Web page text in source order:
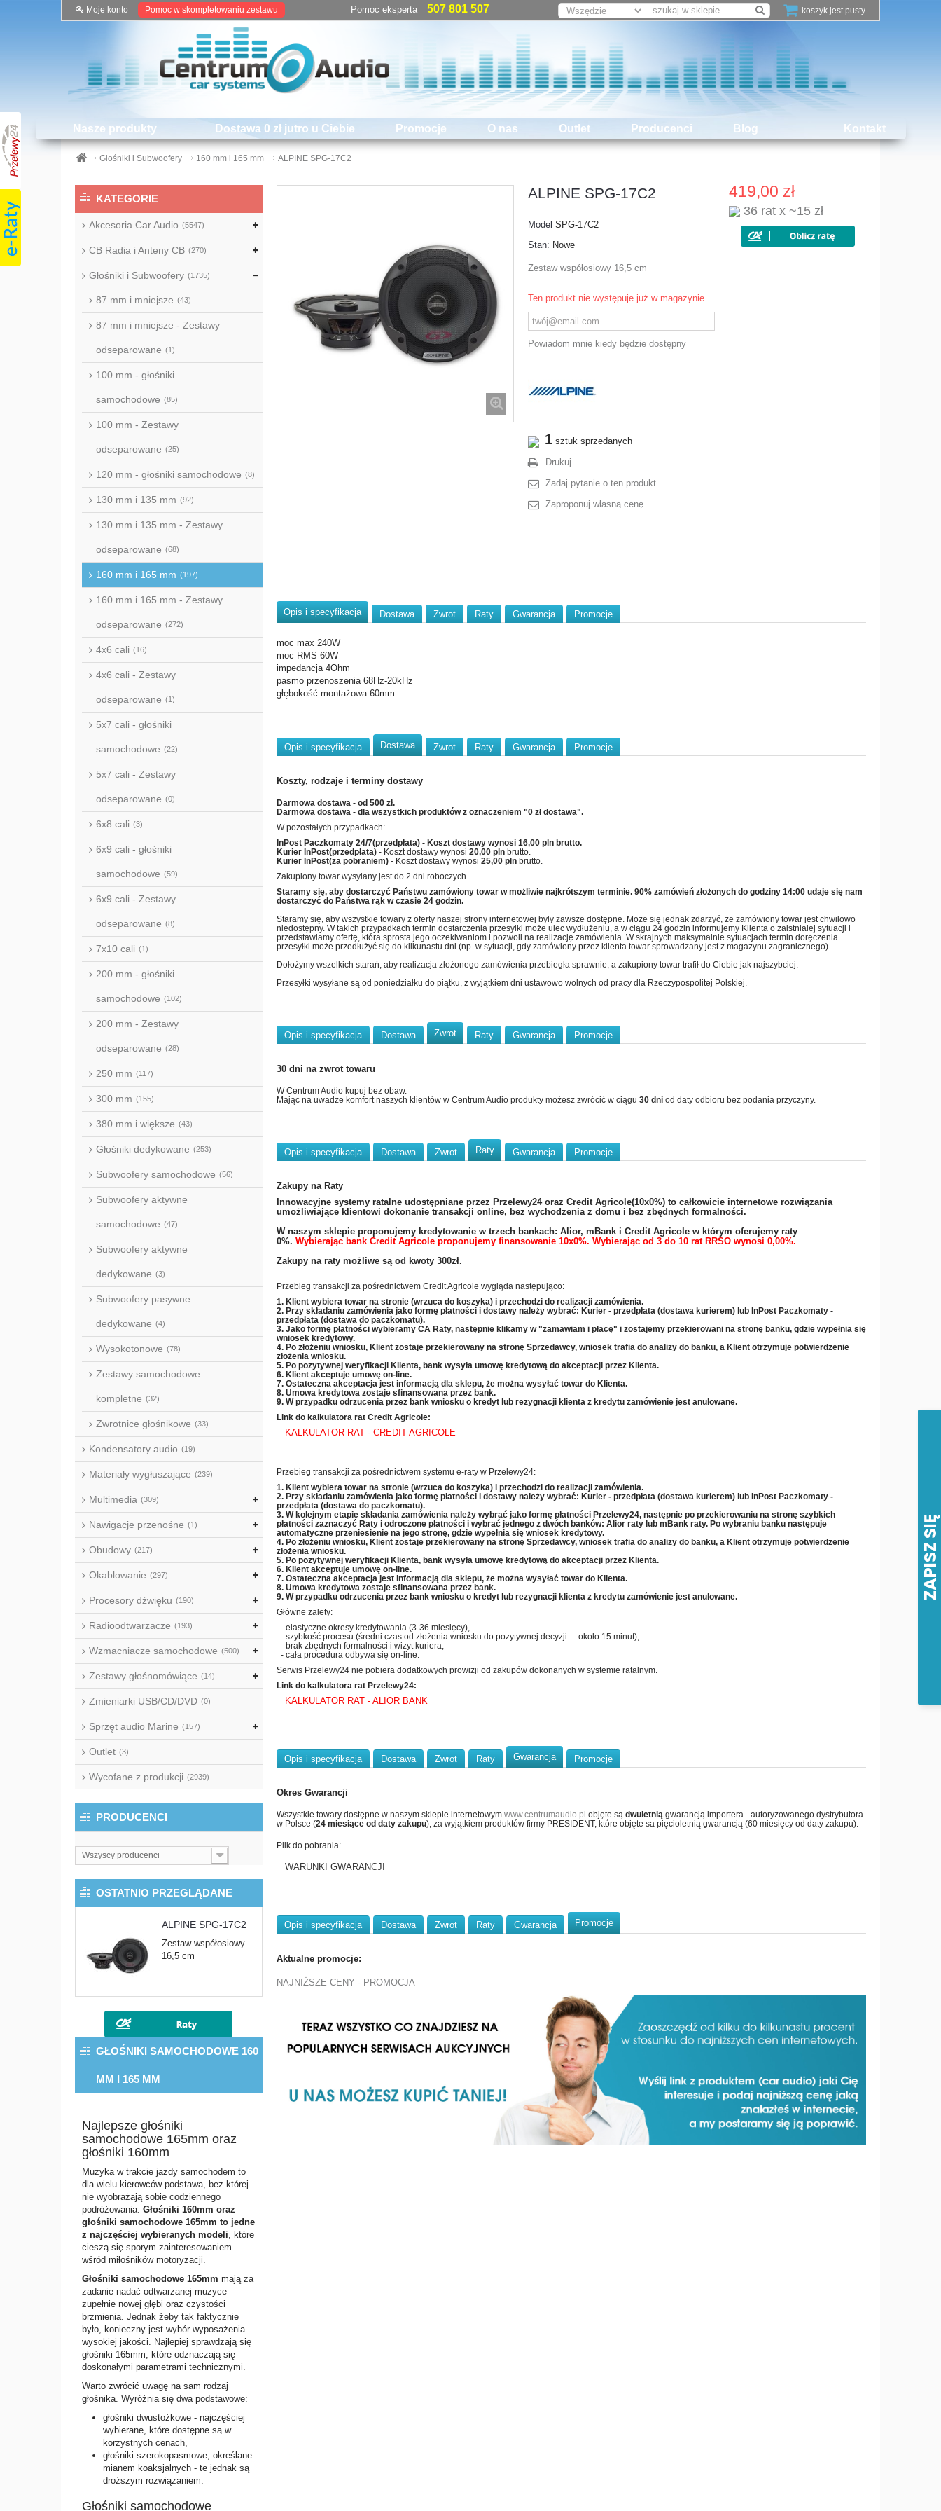
koszyk jest pusty
Moje konto Pomoc w skompletowaniu zestawu Pomoc eksperta 507 801 507
Nasze produkty Dostawa 0 zł jutro u Ciebie Promocje O nas Outlet Producenci Blog Kontakt
Głośniki i Subwoofery 160 mm i 165 mm ALPINE SPG-17C2
KATEGORIE
Akcesoria Car Audio (5547)
CB Radia i Anteny CB (270)
Głośniki i Subwoofery (1735)
87 mm i mniejsze (43)
87 mm i mniejsze - Zestawy
odseparowane (1)
100 mm - głośniki
samochodowe (85)
100 mm - Zestawy
odseparowane (25)
120 mm - głośniki samochodowe (8)
130 mm i 135 mm (92)
130 mm i 135 mm - Zestawy
odseparowane (68)
160 mm i 165 mm (197)
160 mm i 165 mm - Zestawy
odseparowane (272)
4x6 cali (16)
4x6 cali - Zestawy
odseparowane (1)
5x7 cali - głośniki
samochodowe (22)
5x7 cali - Zestawy
odseparowane (0)
6x8 cali (3)
6x9 cali - głośniki
samochodowe (59)
6x9 cali - Zestawy
odseparowane (8)
7x10 cali (1)
200 mm - głośniki
samochodowe (102)
200 mm - Zestawy
odseparowane (28)
250 mm (117)
300 mm (155)
380 mm i większe (43)
Głośniki dedykowane (253)
Subwoofery samochodowe (56)
Subwoofery aktywne
samochodowe (47)
Subwoofery aktywne
dedykowane (3)
Subwoofery pasywne
dedykowane (4)
Wysokotonowe (78)
Zestawy samochodowe
kompletne (32)
Zwrotnice głośnikowe (33)
Kondensatory audio (19)
Materiały wygłuszające (239)
Multimedia (309)
Nawigacje przenośne (1)
Obudowy (217)
Okablowanie (297)
Procesory dźwięku (190)
Radioodtwarzacze (193)
Wzmacniacze samochodowe (500)
Zestawy głośnomówiące (14)
Zmieniarki USB/CD/DVD (0)
Sprzęt audio Marine (157)
Outlet (3)
Wycofane z produkcji (2939)
PRODUCENCI
Wszyscy producenci
OSTATNIO PRZEGLĄDANE
ALPINE SPG-17C2
Zestaw współosiowy
16,5 cm
GŁOŚNIKI SAMOCHODOWE 160
MM I 165 MM
Najlepsze głośniki
samochodowe 165mm oraz
głośniki 160mm
Muzyka w trakcie jazdy samochodem to
dla wielu kierowców podstawa, bez której
nie wyobrażają sobie codziennego
podróżowania. Głośniki 160mm oraz
głośniki samochodowe 165mm to jedne
z najczęściej wybieranych modeli, które
cieszą się sporym zainteresowaniem
wśród miłośników motoryzacji.
Głośniki samochodowe 165mm mają za
zadanie nadać odtwarzanej muzyce
zupełnie nowej głębi oraz czystości
brzmienia. Jednak żeby tak faktycznie
było, konieczny jest wybór wyposażenia
wysokiej jakości. Najlepiej sprawdzają się
głośniki 165mm, które odznaczają się
doskonałymi parametrami technicznymi.
Warto zwrócić uwagę na sam rodzaj
głośnika. Wyróżnia się dwa podstawowe:
głośniki dwustożkowe - najczęściej
wybierane, które dostępne są w
korzystnych cenach,
głośniki szerokopasmowe, określane
mianem koaksjalnych - te jednak są
droższym rozwiązaniem.
Głośniki samochodowe
ALPINE SPG-17C2
Model SPG-17C2
Stan: Nowe
Zestaw współosiowy 16,5 cm
Ten produkt nie występuje już w magazynie
Powiadom mnie kiedy będzie dostępny
1sztuk sprzedanych
Drukuj
Zadaj pytanie o ten produkt
Zaproponuj własną cenę
419,00 zł
36 rat x ~15 zł
Opis i specyfikacja Dostawa Zwrot Raty Gwarancja Promocje
moc max 240W
moc RMS 60W
impedancja 4Ohm
pasmo przenoszenia 68Hz-20kHz
głębokość montażowa 60mm
Opis i specyfikacja Dostawa Zwrot Raty Gwarancja Promocje
Koszty, rodzaje i terminy dostawy
Darmowa dostawa - od 500 zł.
Darmowa dostawa - dla wszystkich produktów z oznaczeniem "0 zł dostawa".
W pozostałych przypadkach:
InPost Paczkomaty 24/7(przedpłata)- Koszt dostawy wynosi 16,00 plnbrutto.
Kurier InPost(przedpłata)- Koszt dostawy wynosi 20,00 plnbrutto.
Kurier InPost(za pobraniem)- Koszt dostawy wynosi 25,00 plnbrutto.
Zakupiony towar wysyłany jest do 2 dni roboczych.
Staramy się, aby dostarczyć Państwu zamówiony towar w możliwie najkrótszym terminie. 90% zamówień złożonych do godziny 14:00 udaje się nam
dostarczyć do Państwa rąk w czasie 24 godzin.
Staramy się, aby wszystkie towary z oferty naszej strony internetowej były zawsze dostępne. Może się jednak zdarzyć, że zamówiony towar jest chwilowo
niedostępny. W takich przypadkach termin dostarczenia przesyłki może ulec wydłużeniu, a w ciągu 24 godzin informujemy Klienta o zaistniałej sytuacji i
przedstawiamy ofertę, która sprosta jego oczekiwaniom i pozwoli na realizację zamówienia. W skrajnych maksymalnie sytuacjach termin doręczenia
przesyłki może przedłużyć się do kilkunastu dni (np. w sytuacji, gdy zamówiony przez klienta towar sprowadzany jest z magazynu zagranicznego).
Dołożymy wszelkich starań, aby realizacja złożonego zamówienia przebiegła sprawnie, a zakupiony towar trafił do Ciebie jak najszybciej.
Przesyłki wysyłane są od poniedziałku do piątku, z wyjątkiem dni ustawowo wolnych od pracy dla Rzeczypospolitej Polskiej.
Opis i specyfikacja Dostawa Zwrot Raty Gwarancja Promocje
30 dni na zwrot towaru
W Centrum Audio kupuj bez obaw.
Mając na uwadze komfort naszych klientów w Centrum Audio produkty możesz zwrócić w ciągu 30 dniod daty odbioru bez podania przyczyny.
Opis i specyfikacja Dostawa Zwrot Raty Gwarancja Promocje
Zakupy na Raty
​Innowacyjne systemy ratalne udostępniane przez Przelewy24 oraz Credit Agricole(10x0%) to całkowicie internetowe rozwiązania
umożliwiające klientowi dokonanie transakcji online, bez wychodzenia z domu i bez zbędnych formalności.
W naszym sklepie proponujemy kredytowanie w trzech bankach: Alior, mBank i Credit Agricole w którym oferujemy raty
0%. Wybierając bank Credit Agricole proponujemy finansowanie 10x0%. Wybierając od 3 do 10 rat RRSO wynosi 0,00%.
Zakupy na raty możliwe są od kwoty 300zł.
Przebieg transakcji za pośrednictwem Credit Agricole wygląda następująco:
1. Klient wybiera towar na stronie (wrzuca do koszyka) i przechodzi do realizacji zamówienia.
2. Przy składaniu zamówienia jako formę płatności i dostawy należy wybrać: Kurier - przedpłata (dostawa kurierem) lub InPost Paczkomaty -
przedpłata (dostawa do paczkomatu).
3. Jako formę płatności wybieramy CA Raty, następnie klikamy w "zamawiam i płacę" i zostajemy przekierowani na stronę banku, gdzie wypełnia się
wniosek kredytowy.
4. Po złożeniu wniosku, Klient zostaje przekierowany na stronę Sprzedawcy, wniosek trafia do analizy do banku, a Klient otrzymuje potwierdzenie
złożenia wniosku.
5. Po pozytywnej weryfikacji Klienta, bank wysyła umowę kredytową do akceptacji przez Klienta.
6. Klient akceptuje umowę on-line.
7. Ostateczna akceptacja jest informacją dla sklepu, że można wysyłać towar do Klienta.
8. Umowa kredytowa zostaje sfinansowana przez bank.
9. W przypadku odrzucenia przez bank wniosku o kredyt lub rezygnacji klienta z kredytu zamówienie jest anulowane.
Link do kalkulatora rat Credit Agricole:
KALKULATOR RAT - CREDIT AGRICOLE
Przebieg transakcji za pośrednictwem systemu e-raty w Przelewy24:
1. Klient wybiera towar na stronie (wrzuca do koszyka) i przechodzi do realizacji zamówienia.
2. Przy składaniu zamówienia jako formę płatności i dostawy należy wybrać: Kurier - przedpłata (dostawa kurierem) lub InPost Paczkomaty -
przedpłata (dostawa do paczkomatu).
3. W kolejnym etapie składania zamówienia należy wybrać jako formę płatności Przelewy24, następnie po przekierowaniu na stronę szybkich
płatności zaznaczyć Raty i odroczone płatności i wybrać jednego z dwóch banków: Alior raty lub mBank raty. Po wybraniu banku następuje
automatyczne przeniesienie na jego stronę, gdzie wypełnia się wniosek kredytowy.
4. Po złożeniu wniosku, Klient zostaje przekierowany na stronę Sprzedawcy, wniosek trafia do analizy do banku, a Klient otrzymuje potwierdzenie
złożenia wniosku.
5. Po pozytywnej weryfikacji Klienta, bank wysyła umowę kredytową do akceptacji przez Klienta.
6. Klient akceptuje umowę on-line.
7. Ostateczna akceptacja jest informacją dla sklepu, że można wysyłać towar do Klienta.
8. Umowa kredytowa zostaje sfinansowana przez bank.
9. W przypadku odrzucenia przez bank wniosku o kredyt lub rezygnacji klienta z kredytu zamówienie jest anulowane.
Główne zalety:
- elastyczne okresy kredytowania (3-36 miesięcy),
- szybkość procesu (średni czas od złożenia wniosku do pozytywnej decyzji – około 15 minut),
- brak zbędnych formalności i wizyt kuriera,
- cała procedura odbywa się on-line.
Serwis Przelewy24 nie pobiera dodatkowych prowizji od zakupów dokonanych w systemie ratalnym.
Link do kalkulatora rat Przelewy24:
KALKULATOR RAT - ALIOR BANK
Opis i specyfikacja Dostawa Zwrot Raty Gwarancja Promocje
Okres Gwarancji
Wszystkie towary dostępne w naszym sklepie internetowym www.centrumaudio.pl objęte są dwuletniągwarancją importera - autoryzowanego dystrybutora
w Polsce (24 miesiące od daty zakupu), za wyjątkiem produktów firmy PRESIDENT, które objęte sa pięcioletnią gwarancją (60 miesięcy od daty zakupu).
Plik do pobrania:
WARUNKI GWARANCJI
Opis i specyfikacja Dostawa Zwrot Raty Gwarancja Promocje
Aktualne promocje:
NAJNIŻSZE CENY - PROMOCJA